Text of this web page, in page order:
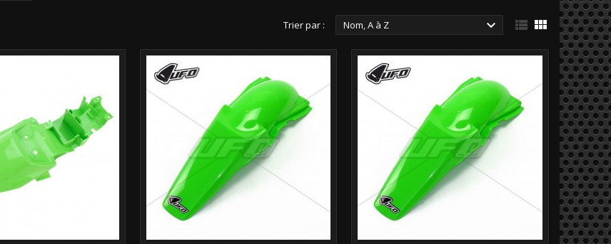
Trier par : Nom, A à Z   